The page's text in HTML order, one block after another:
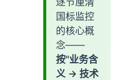
七、分组(Group)
九、级联(Cascade)
国标监控
的核心概
念——
按"业务含
义 → 技术